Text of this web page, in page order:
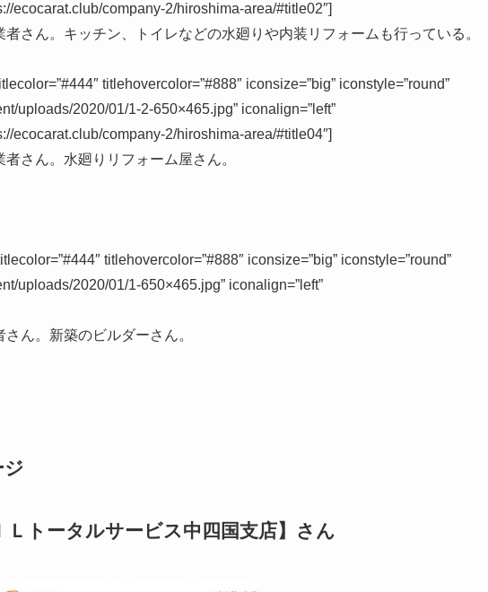
ecocarat.club/company-2/hiroshima-area/#title02″]
さん。キッチン、トイレなどの水廻りや内装リフォームも行っている。
titlehovercolor=”#888″ iconsize=”big” iconstyle=”round”
uploads/2020/01/1-2-650×465.jpg” iconalign=”left”
ecocarat.club/company-2/hiroshima-area/#title04″]
さん。水廻りリフォーム屋さん。
titlehovercolor=”#888″ iconsize=”big” iconstyle=”round”
uploads/2020/01/1-650×465.jpg” iconalign=”left”
ん。新築のビルダーさん。
ジ
Ｌトータルサービス中四国支店】さん